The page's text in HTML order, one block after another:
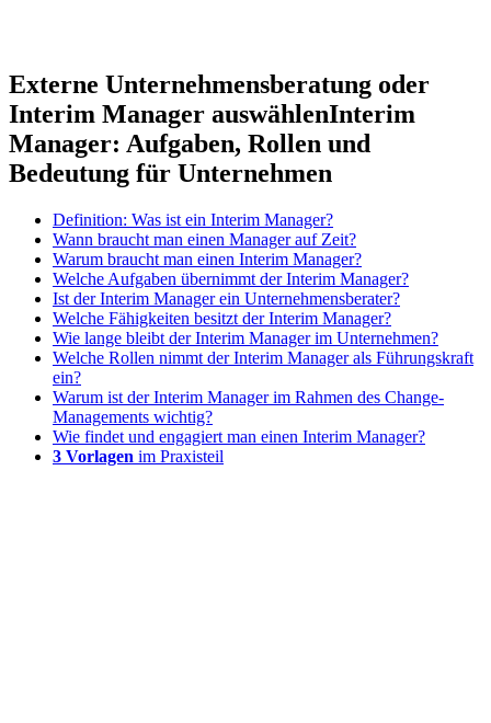
Externe Unternehmensberatung oder
Interim Manager auswählenInterim
Manager: Aufgaben, Rollen und
Bedeutung für Unternehmen
Definition: Was ist ein Interim Manager?
Wann braucht man einen Manager auf Zeit?
Warum braucht man einen Interim Manager?
Welche Aufgaben übernimmt der Interim Manager?
Ist der Interim Manager ein Unternehmensberater?
Welche Fähigkeiten besitzt der Interim Manager?
Wie lange bleibt der Interim Manager im Unternehmen?
Welche Rollen nimmt der Interim Manager als Führungskraft
ein?
Warum ist der Interim Manager im Rahmen des Change-
Managements wichtig?
Wie findet und engagiert man einen Interim Manager?
3 Vorlagen im Praxisteil